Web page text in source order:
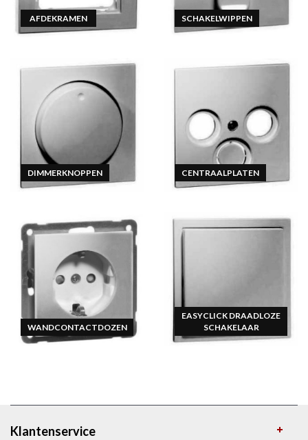
AFDEKRAMEN SCHAKELWIPPEN
DIMMERKNOPPEN CENTRAALPLATEN
WANDCONTACTDOZEN
EASYCLICK DRAADLOZE
SCHAKELAAR
Klantenservice